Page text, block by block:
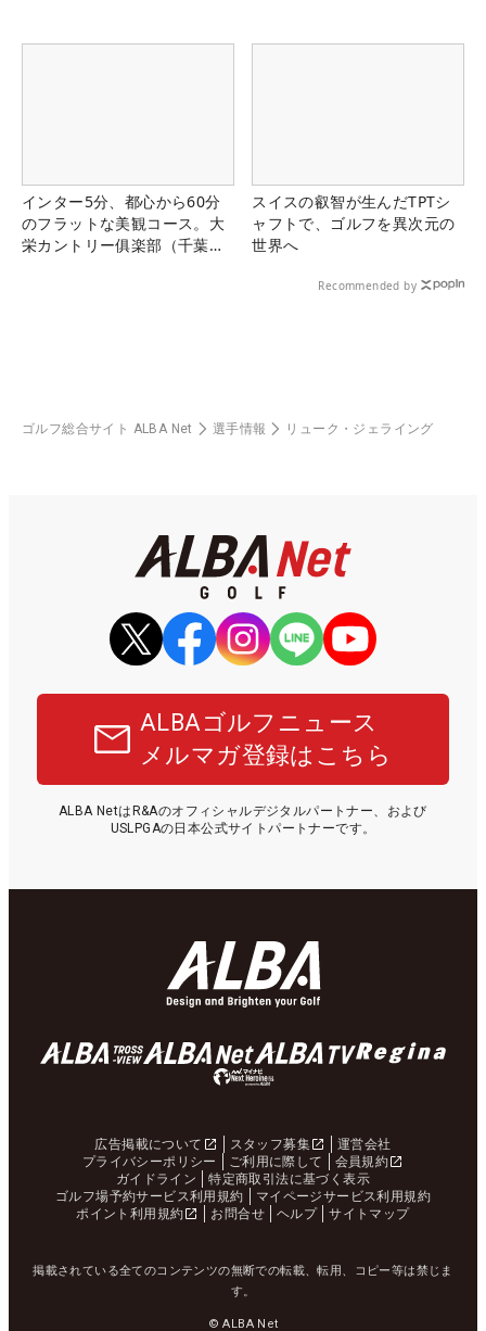
インター5分、都心から60分
のフラットな美観コース。大
栄カントリー俱楽部（千葉
スイスの叡智が生んだTPTシ
ャフトで、ゴルフを異次元の
世界へ
Recommended by
ゴルフ総合サイト ALBA Net 選手情報 リューク・ジェライング
ALBAゴルフニュース
メルマガ登録はこちら
ALBA NetはR&Aのオフィシャルデジタルパートナー、および
USLPGAの日本公式サイトパートナーです。
広告掲載について スタッフ募集
運営会社
プライバシーポリシー
ご利用に際して
会員規約
ガイドライン
特定商取引法に基づく表示
ゴルフ場予約サービス利用規約
マイページサービス利用規約
ポイント利用規約
お問合せ ヘルプ サイトマップ
掲載されている全てのコンテンツの無断での転載、転用、コピー等は禁じま
す。
© ALBA Net